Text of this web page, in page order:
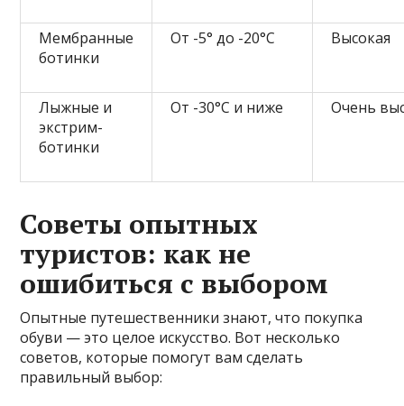
Мембранные
ботинки
От -5° до -20°С Высокая
Лыжные и
экстрим-
ботинки
От -30°С и ниже Очень
Советы опытных
туристов: как не
ошибиться с выбором
Опытные путешественники знают, что покупка
обуви — это целое искусство. Вот несколько
советов, которые помогут вам сделать
правильный выбор: